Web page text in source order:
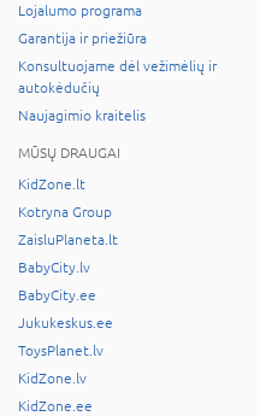
Lojalumo programa
Garantija ir priežiūra
Konsultuojame dėl vežimėlių ir
autokėdučių
Naujagimio kraitelis
MŪSŲ DRAUGAI
KidZone.lt
Kotryna Group
ZaisluPlaneta.lt
BabyCity.lv
BabyCity.ee
Jukukeskus.ee
ToysPlanet.lv
KidZone.lv
KidZone.ee